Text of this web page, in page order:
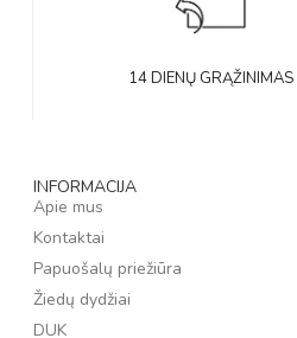
14 DIENŲ GRĄŽINIMAS
INFORMACIJA
Apie mus
Kontaktai
Papuošalų priežiūra
Žiedų dydžiai
DUK